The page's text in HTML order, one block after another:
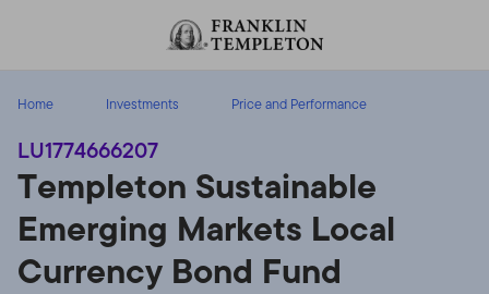
Home Investments Price and Performance
LU1774666207
Templeton Sustainable
Emerging Markets Local
Currency Bond Fund